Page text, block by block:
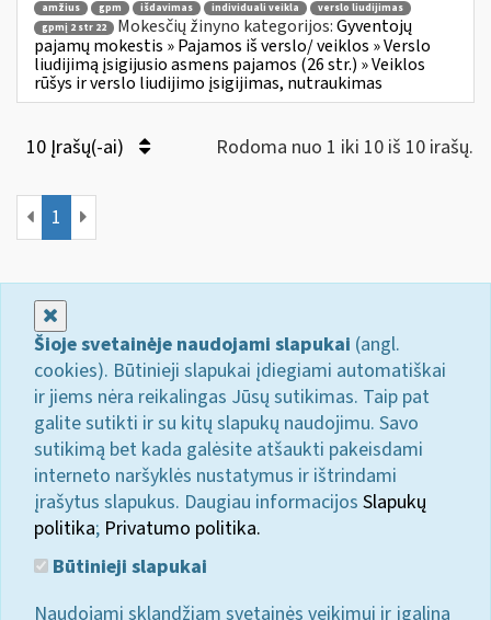
amžius gpm išdavimas individuali veikla
verslo liudijimas
gpmį 2 str 22
Mokesčių žinyno kategorijos:Gyventojų
pajamų mokestis » Pajamos iš verslo/ veiklos » Verslo
liudijimą įsigijusio asmens pajamos (26 str.) » Veiklos
rūšys ir verslo liudijimo įsigijimas, nutraukimas
10 Įrašų(-ai) Rodoma nuo 1 iki 10 iš 10 irašų.
1
Šioje svetainėje naudojami slapukai (angl.
cookies). Būtinieji slapukai įdiegiami automatiškai
ir jiems nėra reikalingas Jūsų sutikimas. Taip pat
galite sutikti ir su kitų slapukų naudojimu. Savo
sutikimą bet kada galėsite atšaukti pakeisdami
interneto naršyklės nustatymus ir ištrindami
įrašytus slapukus. Daugiau informacijos Slapukų
politika; Privatumo politika.
Būtinieji slapukai
Naudojami sklandžiam svetainės veikimui ir įgalina